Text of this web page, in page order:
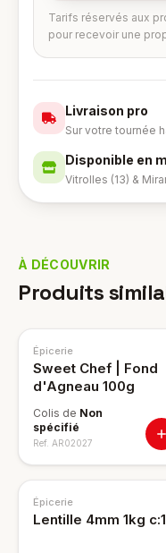
Tarifs réservés aux
pour recevoir une
Livraison pro
Sur votre tournée
Disponible en
Vitrolles (13) &
À DÉCOUVRIR
Produits
Épicerie
Sweet Chef | Fond
d'Agneau 100g
Colis de Non
spécifié
Ref. AR02027
Épicerie
Lentille 4mm 1kg